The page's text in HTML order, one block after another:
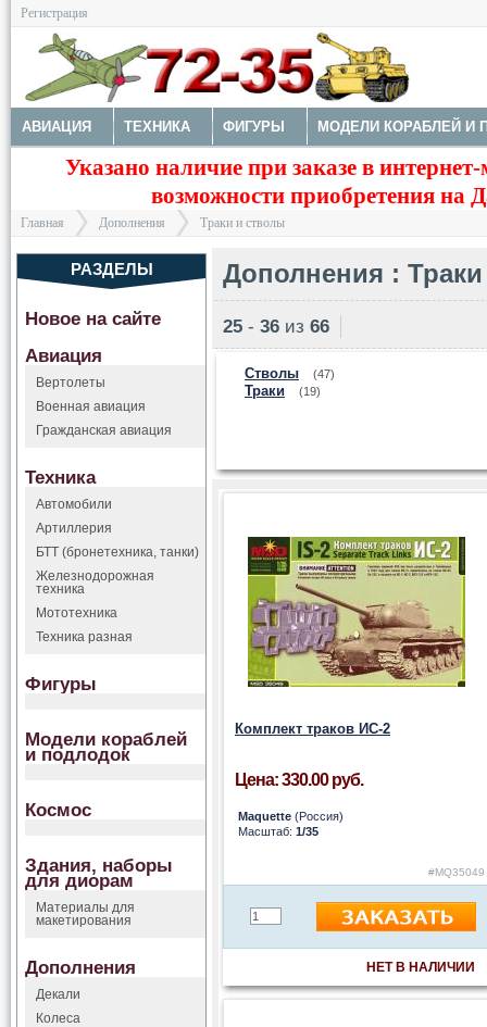
Регистрация
АВИАЦИЯ ТЕХНИКА ФИГУРЫ МОДЕЛИ КОРАБЛЕЙ И
ДОПОЛНЕНИЯ ДЕКАЛИ КОЛЕСА НАБОРЫ
ТРАКИ ФОТОТРАВЛЕНИЕ КРАСКИ И
Указано наличие при заказе в
возможности приобретения на
Главная Дополнения Траки и стволы
Дополнения :
25 - 36 из 66
Стволы (47)
Траки (19)
Комплект траков ИС-2
Цена: 330.00 руб.
Maquette (Россия)
Масштаб: 1/35
#MQ35049
НЕТ В НАЛИЧИИ
РАЗДЕЛЫ
Новое на сайте
Авиация
Вертолеты
Военная авиация
Гражданская авиация
Техника
Автомобили
Артиллерия
БТТ (бронетехника, танки)
Железнодорожная
техника
Мототехника
Техника разная
Фигуры
Модели кораблей
и подлодок
Космос
Здания, наборы
для диорам
Материалы для
макетирования
Дополнения
Декали
Колеса